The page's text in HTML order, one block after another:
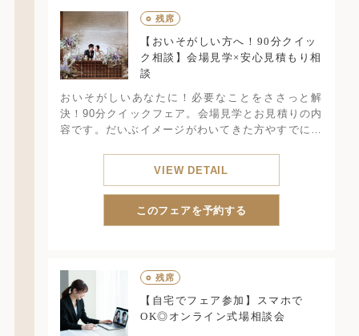
○ 残席
【おいそがしい方へ！90分クイッ
ク相談】会場見学×安心見積もり相
談
おいそがしいあなたに！必要なことをささっと解
決！90分クイックフェア。会場見学とお見積りの内
容です。だいぶイメージがわいてきた方やすでにブ
VIEW DETAIL
このフェアを予約する
○ 残席
【自宅でフェア参加】スマホで
OK◎オンライン式場相談会